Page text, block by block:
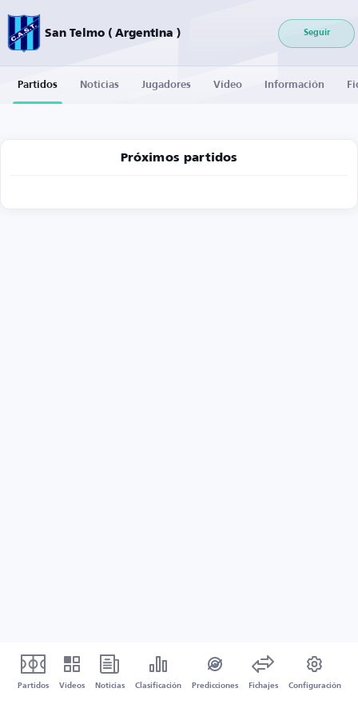
San Telmo ( Argentina ) Seguir
Partidos Noticias Jugadores Vídeo Información
Próximos partidos
Partidos Vídeos Noticias Clasificación Predicciones Fichajes Configuración